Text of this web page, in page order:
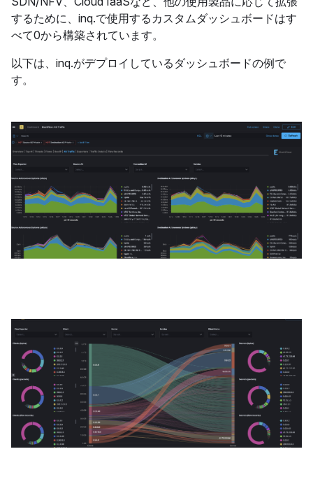
するために、inq.で使用するカスタムダッシュボードはす
べて0から構築されています。
以下は、inq.がデプロイしているダッシュボードの例で
す。